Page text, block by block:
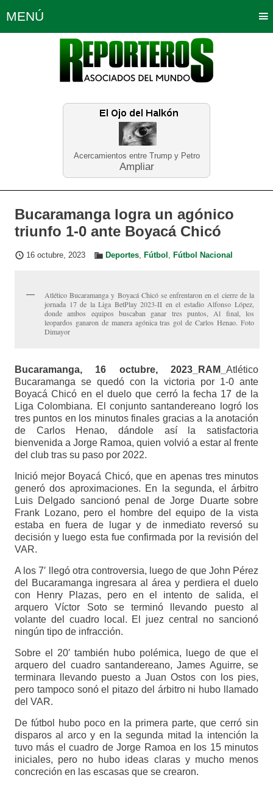
Acercamientos entre Trump y Petro
Ampliar
MENÚ
Política Opinión Bogotá
Planeta Tierra Deportes
Educación Neira
Bucaramanga logra un agónico
triunfo 1-0 ante Boyacá Chicó
16 octubre, 2023 Deportes, Fútbol , Fútbol Nacional
Atlético Bucaramanga y Boyacá Chicó se enfrentaron en el cierre de la
jornada 17 de la Liga BetPlay 2023-II en el estadio Alfonso López,
donde ambos equipos buscaban ganar tres puntos, Al final, los
leopardos ganaron de manera agónica tras gol de Carlos Henao. Foto
Dimayor
Bucaramanga, 16 octubre, 2023_RAM_Atlético
Bucaramanga se quedó con la victoria por 1-0 ante
Boyacá Chicó en el duelo que cerró la fecha 17 de la
Liga Colombiana. El conjunto santandereano logró los
tres puntos en los minutos finales gracias a la anotación
de Carlos Henao, dándole así la satisfactoria
bienvenida a Jorge Ramoa, quien volvió a estar al frente
del club tras su paso por 2022.
Inició mejor Boyacá Chicó, que en apenas tres minutos
generó dos aproximaciones. En la segunda, el árbitro
Luis Delgado sancionó penal de Jorge Duarte sobre
Frank Lozano, pero el hombre del equipo de la vista
estaba en fuera de lugar y de inmediato reversó su
decisión y luego esta fue confirmada por la revisión del
VAR.
A los 7′ llegó otra controversia, luego de que John Pérez
del Bucaramanga ingresara al área y perdiera el duelo
con Henry Plazas, pero en el intento de salida, el
arquero Víctor Soto se terminó llevando puesto al
volante del cuadro local. El juez central no sancionó
ningún tipo de infracción.
Sobre el 20′ también hubo polémica, luego de que el
arquero del cuadro santandereano, James Aguirre, se
terminara llevando puesto a Juan Ostos con los pies,
pero tampoco sonó el pitazo del árbitro ni hubo llamado
del VAR.
De fútbol hubo poco en la primera parte, que cerró sin
disparos al arco y en la segunda mitad la intención la
tuvo más el cuadro de Jorge Ramoa en los 15 minutos
iniciales, pero no hubo ideas claras y mucho menos
concreción en las escasas que se crearon.